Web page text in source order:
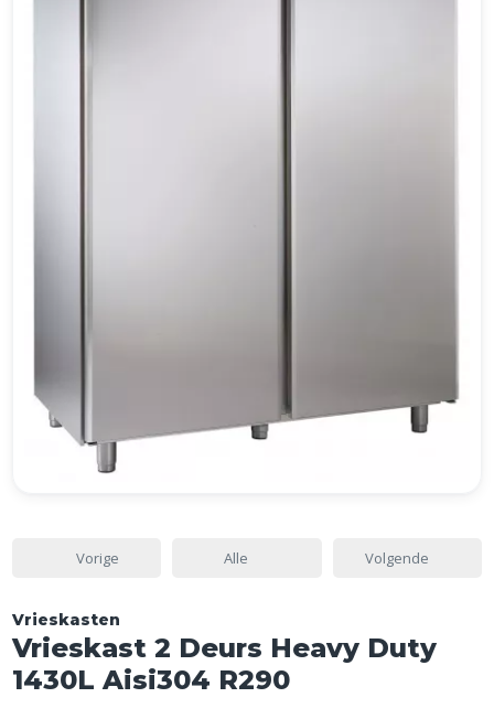
Vorige Alle Volgende
Vrieskasten
Vrieskast 2 Deurs Heavy Duty
1430L Aisi304 R290